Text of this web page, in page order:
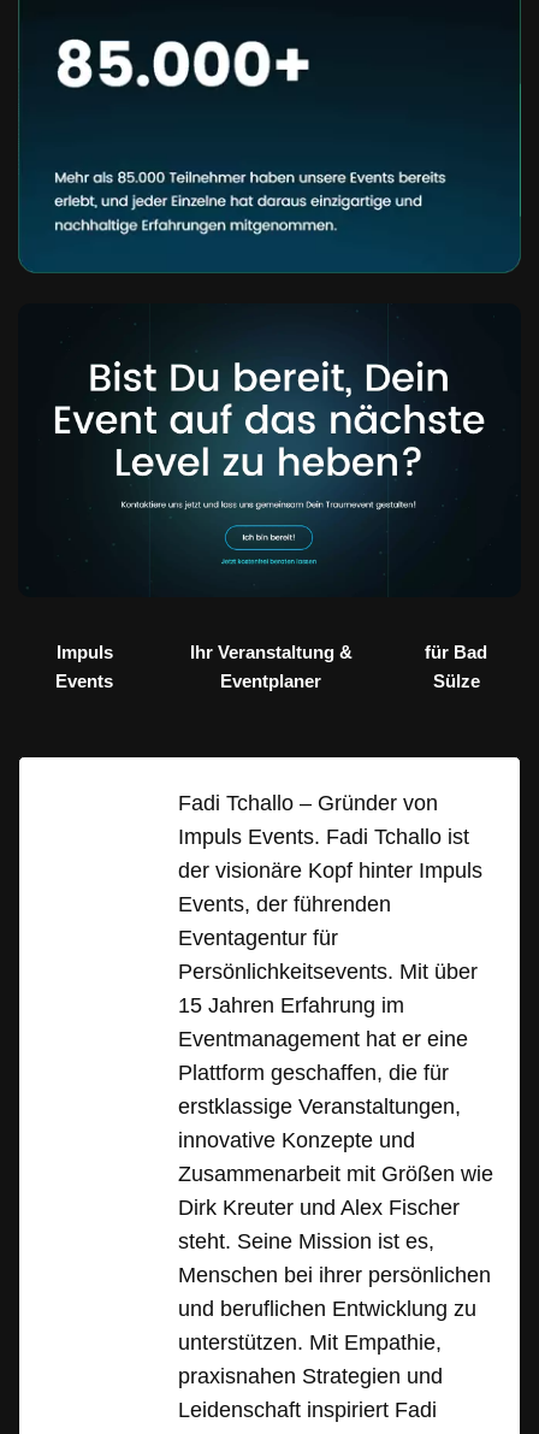
Impuls
Events
Ihr Veranstaltung &
Eventplaner
für Bad
Sülze
Fadi Tchallo – Gründer von
Impuls Events. Fadi Tchallo ist
der visionäre Kopf hinter Impuls
Events, der führenden
Eventagentur für
Persönlichkeitsevents. Mit über
15 Jahren Erfahrung im
Eventmanagement hat er eine
Plattform geschaffen, die für
erstklassige Veranstaltungen,
innovative Konzepte und
Zusammenarbeit mit Größen wie
Dirk Kreuter und Alex Fischer
steht. Seine Mission ist es,
Menschen bei ihrer persönlichen
und beruflichen Entwicklung zu
unterstützen. Mit Empathie,
praxisnahen Strategien und
Leidenschaft inspiriert Fadi